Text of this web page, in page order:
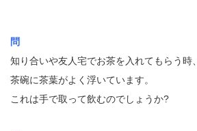
問
知り合いや友人宅でお茶を入れてもらう時、
茶碗に茶葉がよく浮いています。
これは手で取って飲むのでしょうか?